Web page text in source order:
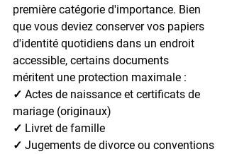
première catégorie d'importance. Bien
que vous deviez conserver vos papiers
d'identité quotidiens dans un endroit
accessible, certains documents
méritent une protection maximale :
✓ Actes de naissance et certificats de
mariage (originaux)
✓ Livret de famille
✓ Jugements de divorce ou conventions